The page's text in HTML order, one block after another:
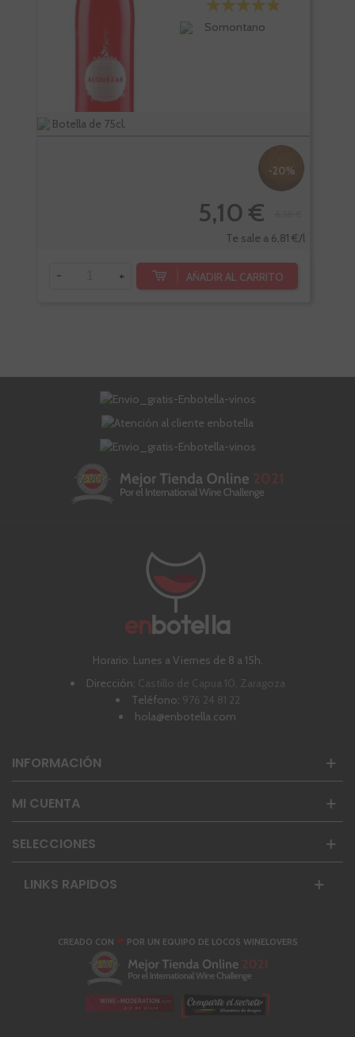
Somontano
Botella de 75cl.
-20%
5,10 €
Te sale a 6,81 €/l
- + AÑADIR AL CARRITO
Horario: Lunes a Viernes de 8 a 15h.
Dirección: Castillo de Capua 10, Zaragoza
Teléfono: 976 24 81 22
hola@enbotella.com
INFORMACIÓN
MI CUENTA
SELECCIONES
LINKS RAPIDOS
CREADO CON ❤POR UN EQUIPO DE LOCOS WINELOVERS